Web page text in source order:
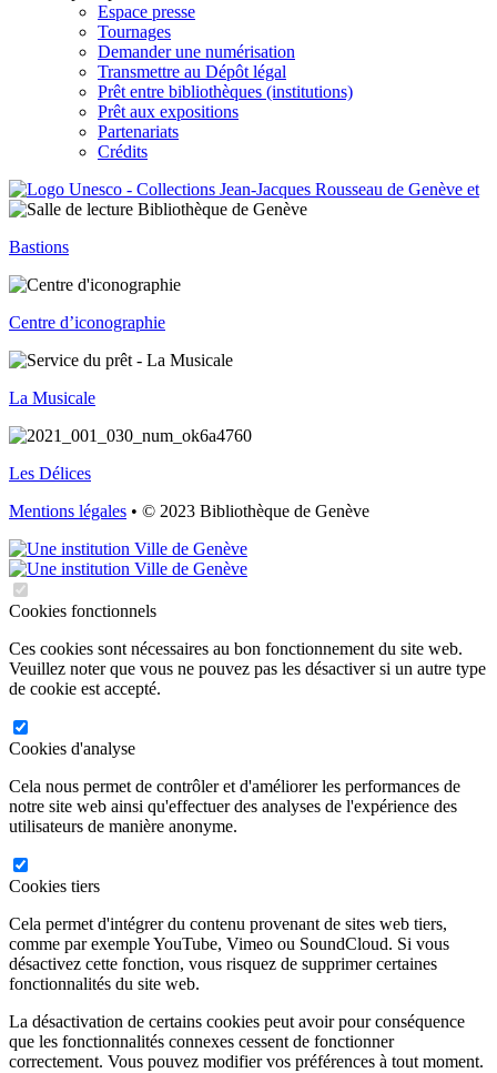
Espace presse
Tournages
Demander une numérisation
Transmettre au Dépôt légal
Prêt entre bibliothèques (institutions)
Prêt aux expositions
Partenariats
Crédits
Bastions
Centre d’iconographie
La Musicale
Les Délices
Mentions légales • © 2023 Bibliothèque de Genève
Cookies fonctionnels
Ces cookies sont nécessaires au bon fonctionnement du site web.
Veuillez noter que vous ne pouvez pas les désactiver si un autre type
de cookie est accepté.
Cookies d'analyse
Cela nous permet de contrôler et d'améliorer les performances de
notre site web ainsi qu'effectuer des analyses de l'expérience des
utilisateurs de manière anonyme.
Cookies tiers
Cela permet d'intégrer du contenu provenant de sites web tiers,
comme par exemple YouTube, Vimeo ou SoundCloud. Si vous
désactivez cette fonction, vous risquez de supprimer certaines
fonctionnalités du site web.
La désactivation de certains cookies peut avoir pour conséquence
que les fonctionnalités connexes cessent de fonctionner
correctement. Vous pouvez modifier vos préférences à tout moment.